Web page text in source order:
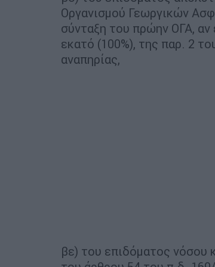
Οργανισμού Γεωργικών
σύνταξη του πρώην ΟΓΑ,
εκατό (100%), της παρ. 2
αναπηρίας,
βε) του επιδόματος νόσου